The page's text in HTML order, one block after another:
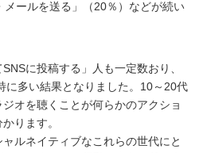
メールを送る」（20％）などが続い
に投稿する」人も一定数おり、
に多い結果となりました。10～20代
オを聴くことが何らかのアクショ
ります。
ルネイティブなこれらの世代にと